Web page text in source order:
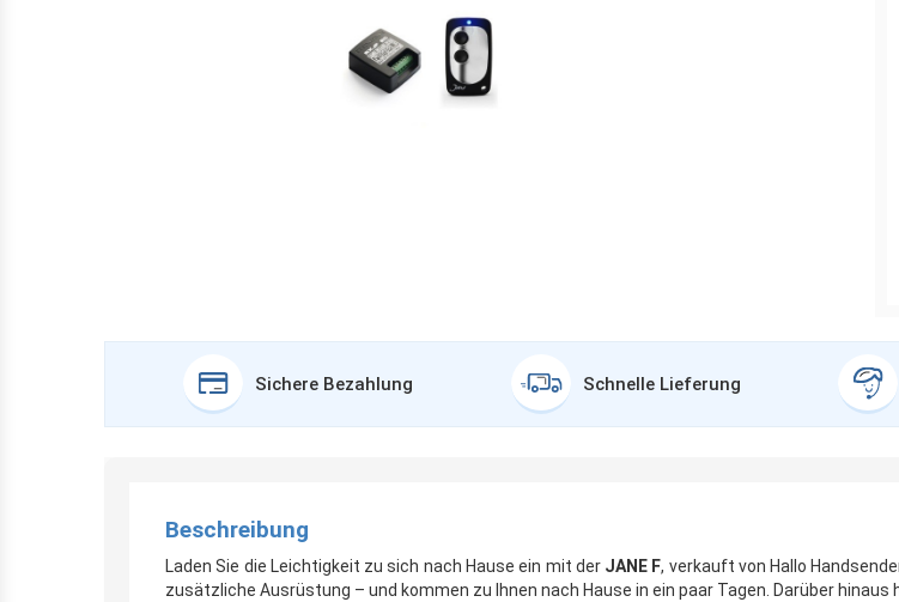
Sichere Bezahlung Schnelle Lieferung
Beschreibung
Laden Sie die Leichtigkeit zu sich nach Hause ein mit der JANE F, verkauft von Hallo
zusätzliche Ausrüstung – und kommen zu Ihnen nach Hause in ein paar Tagen. Darüber